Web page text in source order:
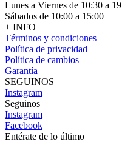
Lunes a Viernes de 10:30 a
Sábados de 10:00 a 15:00
+ INFO
Términos y condiciones
Política de privacidad
Política de cambios
Garantía
SEGUINOS
Instagram
Seguinos
Instagram
Facebook
Entérate de lo último